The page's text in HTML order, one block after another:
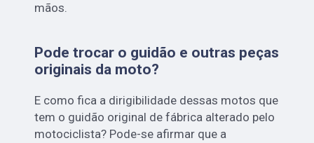
mãos.
Pode trocar o guidão e outras peças
originais da moto?
E como fica a dirigibilidade dessas motos que
tem o guidão original de fábrica alterado pelo
motociclista? Pode-se afirmar que a